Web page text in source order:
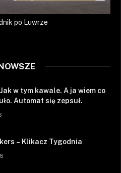
po Luwrze
Jak w tym kawale. A ja wiem co
Automat się zepsuł.
– Klikacz Tygodnia